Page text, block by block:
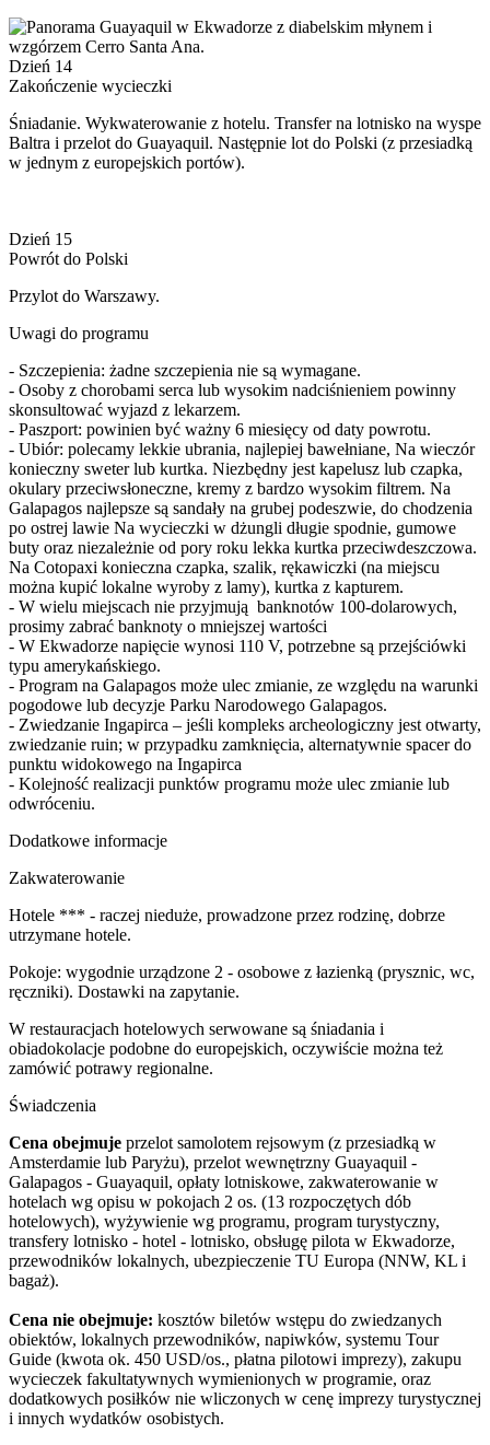
Dzień 14
Zakończenie wycieczki
Śniadanie. Wykwaterowanie z hotelu. Transfer na lotnisko na wyspe
Baltra i przelot do Guayaquil. Następnie lot do Polski (z przesiadką
w jednym z europejskich portów).
Dzień 15
Powrót do Polski
Przylot do Warszawy.
Uwagi do programu
- Szczepienia: żadne szczepienia nie są wymagane.
- Osoby z chorobami serca lub wysokim nadciśnieniem powinny
skonsultować wyjazd z lekarzem.
- Paszport: powinien być ważny 6 miesięcy od daty powrotu.
- Ubiór: polecamy lekkie ubrania, najlepiej bawełniane, Na wieczór
konieczny sweter lub kurtka. Niezbędny jest kapelusz lub czapka,
okulary przeciwsłoneczne, kremy z bardzo wysokim filtrem. Na
Galapagos najlepsze są sandały na grubej podeszwie, do chodzenia
po ostrej lawie Na wycieczki w dżungli długie spodnie, gumowe
buty oraz niezależnie od pory roku lekka kurtka przeciwdeszczowa.
Na Cotopaxi konieczna czapka, szalik, rękawiczki (na miejscu
można kupić lokalne wyroby z lamy), kurtka z kapturem.
- W wielu miejscach nie przyjmują banknotów 100-dolarowych,
prosimy zabrać banknoty o mniejszej wartości
- W Ekwadorze napięcie wynosi 110 V, potrzebne są przejściówki
typu amerykańskiego.
- Program na Galapagos może ulec zmianie, ze względu na warunki
pogodowe lub decyzje Parku Narodowego Galapagos.
- Zwiedzanie Ingapirca – jeśli kompleks archeologiczny jest otwarty,
zwiedzanie ruin; w przypadku zamknięcia, alternatywnie spacer do
punktu widokowego na Ingapirca
- Kolejność realizacji punktów programu może ulec zmianie lub
odwróceniu.
Dodatkowe informacje
Zakwaterowanie
Hotele *** - raczej nieduże, prowadzone przez rodzinę, dobrze
utrzymane hotele.
Pokoje: wygodnie urządzone 2 - osobowe z łazienką (prysznic, wc,
ręczniki). Dostawki na zapytanie.
W restauracjach hotelowych serwowane są śniadania i
obiadokolacje podobne do europejskich, oczywiście można też
zamówić potrawy regionalne.
Świadczenia
Cena obejmuje przelot samolotem rejsowym (z przesiadką w
Amsterdamie lub Paryżu), przelot wewnętrzny Guayaquil -
Galapagos - Guayaquil, opłaty lotniskowe, zakwaterowanie w
hotelach wg opisu w pokojach 2 os. (13 rozpoczętych dób
hotelowych), wyżywienie wg programu, program turystyczny,
transfery lotnisko - hotel - lotnisko, obsługę pilota w Ekwadorze,
przewodników lokalnych, ubezpieczenie TU Europa (NNW, KL i
bagaż).
Cena nie obejmuje: kosztów biletów wstępu do zwiedzanych
obiektów, lokalnych przewodników, napiwków, systemu Tour
Guide (kwota ok. 450 USD/os., płatna pilotowi imprezy), zakupu
wycieczek fakultatywnych wymienionych w programie, oraz
dodatkowych posiłków nie wliczonych w cenę imprezy turystycznej
i innych wydatków osobistych.